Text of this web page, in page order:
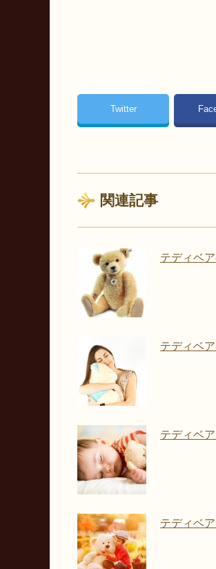
Twitter
関連記事
テディベ
テディベ
テディベ
テディベ